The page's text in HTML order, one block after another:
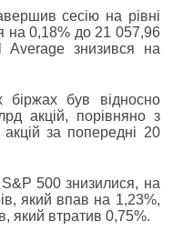
сесію на рівні
на 0,18% до 21 057,96
Average знизився на
біржах був відносно
акцій, порівняно з
за попередні 20
S&P 500 знизилися, на
який впав на 1,23%,
який втратив 0,75%.